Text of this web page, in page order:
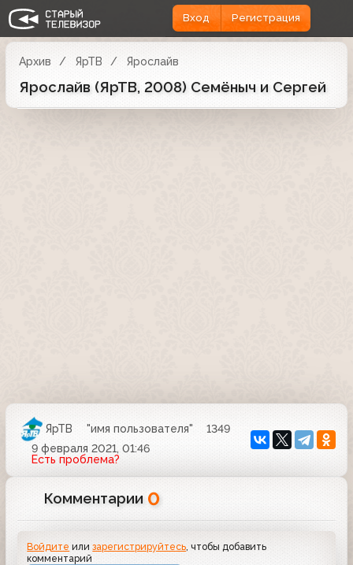
Вход Регистрация
Архив ЯрТВ Ярослайв
Ярослайв (ЯрТВ, 2008) Семёныч и Сергей
ЯрТВ "имя пользователя"
1349
9 февраля 2021, 01:46
Есть проблема?
Комментарии 0
Войдите илизарегистрируйтесь , чтобы добавить
комментарий